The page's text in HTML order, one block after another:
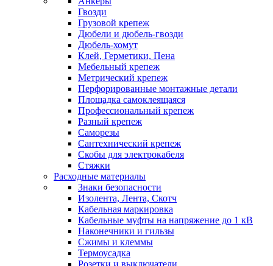
Гвозди
Грузовой крепеж
Дюбели и дюбель-гвозди
Дюбель-хомут
Клей, Герметики, Пена
Мебельный крепеж
Метрический крепеж
Перфорированные монтажные детали
Площадка самоклеящаяся
Профессиональный крепеж
Разный крепеж
Саморезы
Сантехнический крепеж
Скобы для электрокабеля
Стяжки
Расходные материалы
Знаки безопасности
Изолента, Лента, Скотч
Кабельная маркировка
Кабельные муфты на напряжение до 1 кВ
Наконечники и гильзы
Сжимы и клеммы
Термоусадка
Розетки и выключатели